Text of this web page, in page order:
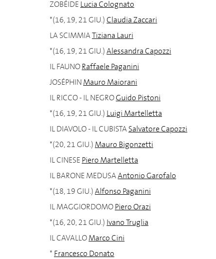
ZOBÉIDE Lucia Colognato
*(16, 19, 21 GIU.)Claudia Zaccari
LA SCIMMIATiziana Lauri
*(16, 19, 21 GIU.)Alessandra Capozzi
IL FAUNORaffaele Paganini
JOSÉPHIN Mauro Maiorani
IL RICCO - IL NEGROGuido Pistoni
*(16, 19, 21 GIU.) Luigi Martelletta
IL DIAVOLO - IL CUBISTASalvatore Capozzi
*(20, 21 GIU.) Mauro Bigonzetti
IL CINESE Piero Martelletta
IL BARONE MEDUSAAntonio Garofalo
*(18, 19 GIU.)Alfonso Paganini
IL MAGGIORDOMOPiero Orazi
*(16, 20, 21 GIU.) Ivano Truglia
IL CAVALLOMarco Cini
* Francesco Donato